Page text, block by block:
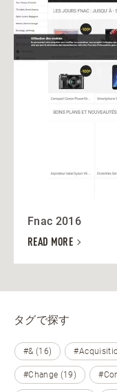
Fnac 2016
READ MORE
タグで探す
#& (16)
#Change (19)